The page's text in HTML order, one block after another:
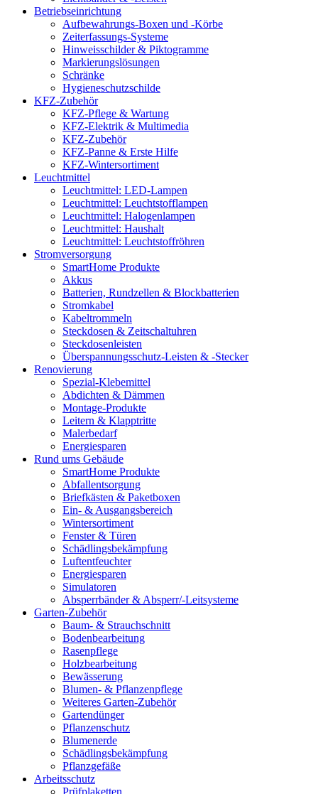
Betriebseinrichtung
Aufbewahrungs-Boxen und -Körbe
Zeiterfassungs-Systeme
Hinweisschilder & Piktogramme
Markierungslösungen
Schränke
Hygieneschutzschilde
KFZ-Zubehör
KFZ-Pflege & Wartung
KFZ-Elektrik & Multimedia
KFZ-Zubehör
KFZ-Panne & Erste Hilfe
KFZ-Wintersortiment
Leuchtmittel
Leuchtmittel: LED-Lampen
Leuchtmittel: Leuchtstofflampen
Leuchtmittel: Halogenlampen
Leuchtmittel: Haushalt
Leuchtmittel: Leuchtstoffröhren
Stromversorgung
SmartHome Produkte
Akkus
Batterien, Rundzellen & Blockbatterien
Stromkabel
Kabeltrommeln
Steckdosen & Zeitschaltuhren
Steckdosenleisten
Überspannungsschutz-Leisten & -Stecker
Renovierung
Spezial-Klebemittel
Abdichten & Dämmen
Montage-Produkte
Leitern & Klapptritte
Malerbedarf
Energiesparen
Rund ums Gebäude
SmartHome Produkte
Abfallentsorgung
Briefkästen & Paketboxen
Ein- & Ausgangsbereich
Wintersortiment
Fenster & Türen
Schädlingsbekämpfung
Luftentfeuchter
Energiesparen
Simulatoren
Absperrbänder & Absperr/-Leitsysteme
Garten-Zubehör
Baum- & Strauchschnitt
Bodenbearbeitung
Rasenpflege
Holzbearbeitung
Bewässerung
Blumen- & Pflanzenpflege
Weiteres Garten-Zubehör
Gartendünger
Pflanzenschutz
Blumenerde
Schädlingsbekämpfung
Pflanzgefäße
Arbeitsschutz
Prüfplaketten